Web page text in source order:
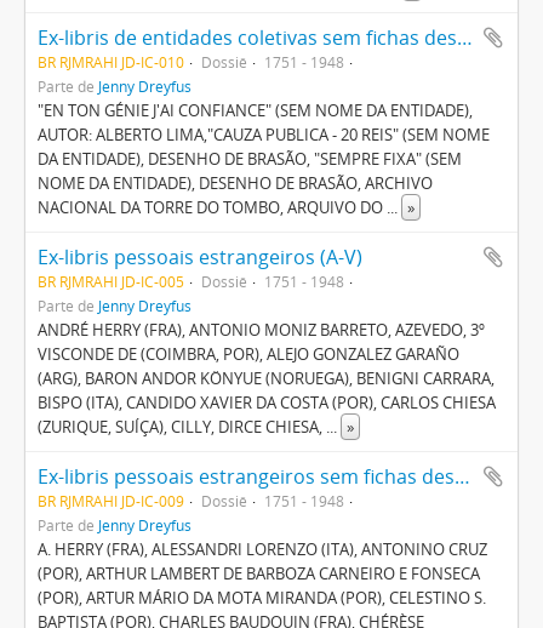
Ex-libris de entidades coletivas sem fichas descritivas (A-Z)
BR RJMRAHI JD-IC-010 Dossiê
1751 - 1948
Parte de Jenny Dreyfus
"EN TON GÉNIE J'AI CONFIANCE" (SEM NOME DA ENTIDADE),
AUTOR: ALBERTO LIMA,"CAUZA PUBLICA - 20 REIS" (SEM NOME
DA ENTIDADE), DESENHO DE BRASÃO, "SEMPRE FIXA" (SEM
NOME DA ENTIDADE), DESENHO DE BRASÃO, ARCHIVO
NACIONAL DA TORRE DO TOMBO, ARQUIVO DO ... »
Ex-libris pessoais estrangeiros (A-V)
BR RJMRAHI JD-IC-005 Dossiê
1751 - 1948
Parte de Jenny Dreyfus
ANDRÉ HERRY (FRA), ANTONIO MONIZ BARRETO, AZEVEDO, 3º
VISCONDE DE (COIMBRA, POR), ALEJO GONZALEZ GARAÑO
(ARG), BARON ANDOR KÖNYUE (NORUEGA), BENIGNI CARRARA,
BISPO (ITA), CANDIDO XAVIER DA COSTA (POR), CARLOS CHIESA
(ZURIQUE, SUÍÇA), CILLY, DIRCE CHIESA, ... »
Ex-libris pessoais estrangeiros sem fichas descritivas (A-Z)
BR RJMRAHI JD-IC-009 Dossiê
1751 - 1948
Parte de Jenny Dreyfus
A. HERRY (FRA), ALESSANDRI LORENZO (ITA), ANTONINO CRUZ
(POR), ARTHUR LAMBERT DE BARBOZA CARNEIRO E FONSECA
(POR), ARTUR MÁRIO DA MOTA MIRANDA (POR), CELESTINO S.
BAPTISTA (POR), CHARLES BAUDOUIN (FRA), CHÉRÈSE